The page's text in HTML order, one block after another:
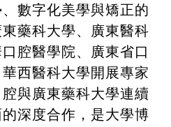
數字化美學與矯正的
藥科大學、廣東醫科
腔醫學院、廣東省口
西醫科大學開展專家
與廣東藥科大學連續
深度合作，是大學博